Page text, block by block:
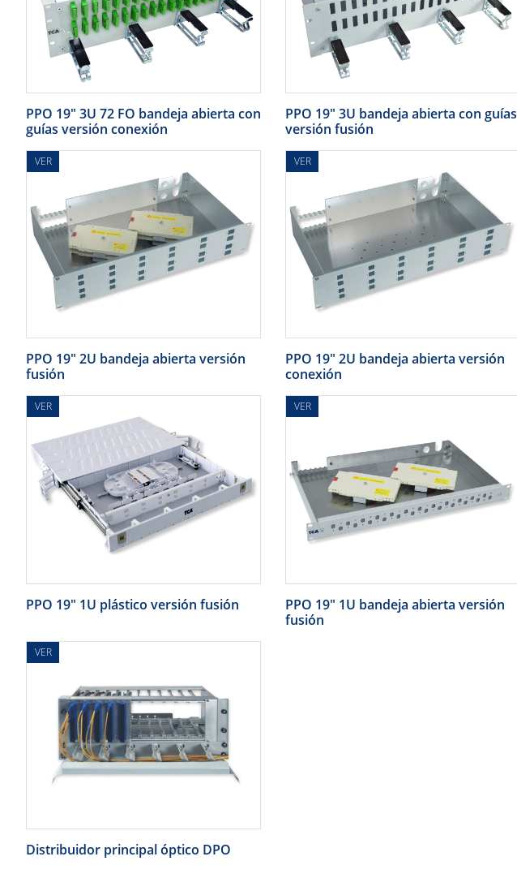
PPO 19" 3U 72 FO bandeja abierta con
guías versión conexión
PPO 19" 3U bandeja abierta con guías
versión fusión
VER
PPO 19" 2U bandeja abierta versión
fusión
VER
PPO 19" 2U bandeja abierta versión
conexión
VER
PPO 19" 1U plástico versión fusión
VER
PPO 19" 1U bandeja abierta versión
fusión
VER
Distribuidor principal óptico DPO